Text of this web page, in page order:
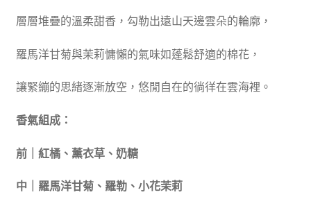
層層堆疊的溫柔甜香，勾勒出遠山天邊雲朵的輪廓，
羅馬洋甘菊與茉莉慵懶的氣味如蓬鬆舒適的棉花，
讓緊繃的思緒逐漸放空，悠閒自在的徜徉在雲海裡。
香氣組成：
前｜紅橘、薰衣草、奶糖
中｜羅馬洋甘菊、羅勒、小花茉莉